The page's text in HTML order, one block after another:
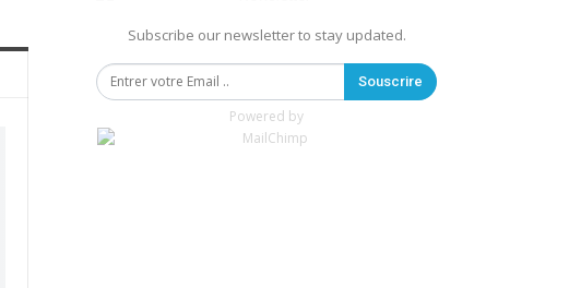
Subscribe our newsletter to stay updated.
Souscrire
Powered by